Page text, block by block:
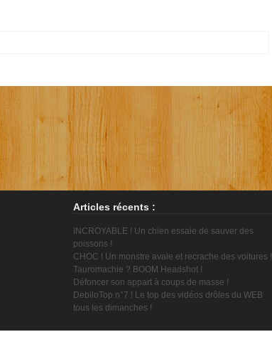
Articles récents :
INCROYABLE ! Un chien essaie de sauver des
poissons !
CHOC ! Un monstre avale et recrache des voitures !
Tauromachie ? BOOM Headshot !
Défoncer son appart à coups de masse !
DebiloTop n°7 ! Le top des vidéos drôles du WEB
tous les dimanches !